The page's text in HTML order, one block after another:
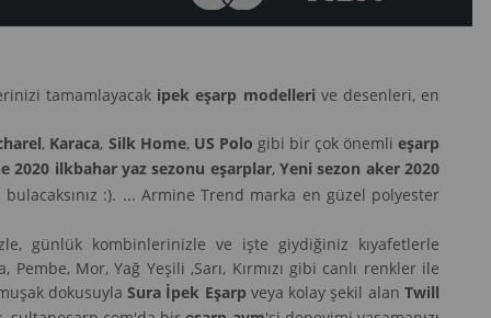
tamamlayacak ipek eşarp modelleri ve desenleri, en
, Karaca, Silk Home, US Polo gibi bir çok önemlieşarp
2020 ilkbahar yaz sezonu eşarplar,Yeni sezon aker 2020
:). ... Armine Trend marka en güzel polyester
günlük kombinlerinizle ve işte giydiğiniz kıyafetlerle
Mor, Yağ Yeşili ,Sarı, Kırmızı gibi canlı renkler ile
dokusuylaSura İpek Eşarp veya kolay şekil alanTwill